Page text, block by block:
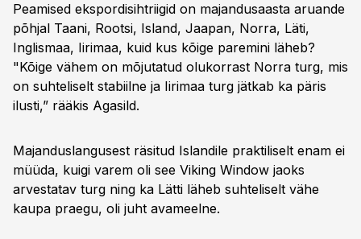
Peamised ekspordisihtriigid on majandusaasta aruande
põhjal Taani, Rootsi, Island, Jaapan, Norra, Läti,
Inglismaa, Iirimaa, kuid kus kõige paremini läheb?
"Kõige vähem on mõjutatud olukorrast Norra turg, mis
on suhteliselt stabiilne ja Iirimaa turg jätkab ka päris
ilusti,” rääkis Agasild.
Majanduslangusest räsitud Islandile praktiliselt enam ei
müüda, kuigi varem oli see Viking Window jaoks
arvestatav turg ning ka Lätti läheb suhteliselt vähe
kaupa praegu, oli juht avameelne.